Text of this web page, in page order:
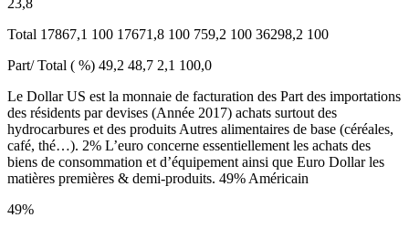
Total 17867,1 100 17671,8 100 759,2 100 36298,2 100
Part/ Total ( %) 49,2 48,7 2,1 100,0
Le Dollar US est la monnaie de facturation des Part des importations
des résidents par devises (Année 2017) achats surtout des
hydrocarbures et des produits Autres alimentaires de base (céréales,
café, thé…). 2% L’euro concerne essentiellement les achats des
biens de consommation et d’équipement ainsi que Euro Dollar les
matières premières & demi-produits. 49% Américain
49%